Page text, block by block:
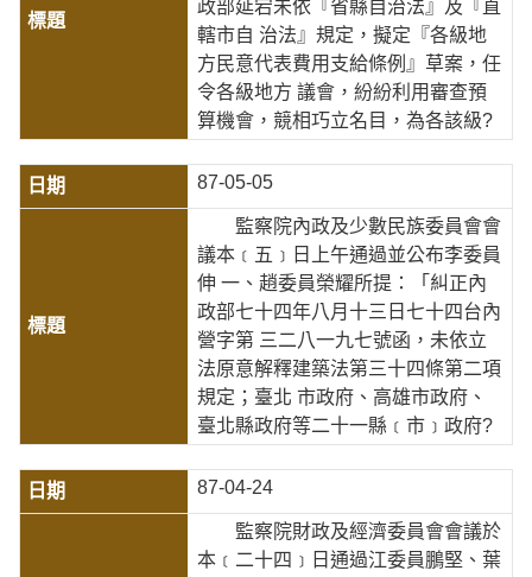
政部延宕未依『省縣自治法』及『直
轄市自 治法』規定，擬定『各級地
方民意代表費用支給條例』草案，任
令各級地方 議會，紛紛利用審查預
算機會，競相巧立名目，為各該級?
87-05-05
監察院內政及少數民族委員會會
議本﹝五﹞日上午通過並公布李委員
伸 一、趙委員榮耀所提：「糾正內
政部七十四年八月十三日七十四台內
營字第 三二八一九七號函，未依立
法原意解釋建築法第三十四條第二項
規定；臺北 市政府、高雄市政府、
臺北縣政府等二十一縣﹝市﹞政府?
87-04-24
監察院財政及經濟委員會會議於
本﹝二十四﹞日通過江委員鵬堅、葉